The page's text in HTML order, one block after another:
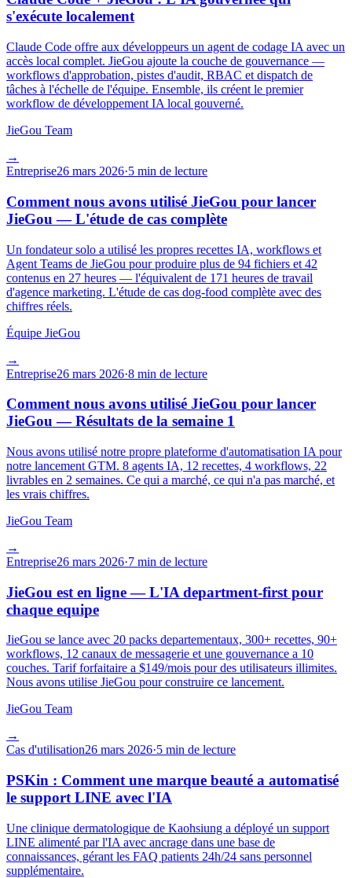
s'exécute localement
Claude Code offre aux développeurs un agent de codage IA avec un
accès local complet. JieGou ajoute la couche de gouvernance —
workflows d'approbation, pistes d'audit, RBAC et dispatch de
tâches à l'échelle de l'équipe. Ensemble, ils créent le premier
workflow de développement IA local gouverné.
JieGou Team
→
Entreprise26 mars 2026·5 min de lecture
Comment nous avons utilisé JieGou pour lancer
JieGou — L'étude de cas complète
Un fondateur solo a utilisé les propres recettes IA, workflows et
Agent Teams de JieGou pour produire plus de 94 fichiers et 42
contenus en 27 heures — l'équivalent de 171 heures de travail
d'agence marketing. L'étude de cas dog-food complète avec des
chiffres réels.
Équipe JieGou
→
Entreprise26 mars 2026·8 min de lecture
Comment nous avons utilisé JieGou pour lancer
JieGou — Résultats de la semaine 1
Nous avons utilisé notre propre plateforme d'automatisation IA pour
notre lancement GTM. 8 agents IA, 12 recettes, 4 workflows, 22
livrables en 2 semaines. Ce qui a marché, ce qui n'a pas marché, et
les vrais chiffres.
JieGou Team
→
Entreprise26 mars 2026·7 min de lecture
JieGou est en ligne — L'IA department-first pour
chaque equipe
JieGou se lance avec 20 packs departementaux, 300+ recettes, 90+
workflows, 12 canaux de messagerie et une gouvernance a 10
couches. Tarif forfaitaire a $149/mois pour des utilisateurs illimites.
Nous avons utilise JieGou pour construire ce lancement.
JieGou Team
→
Cas d'utilisation26 mars 2026·5 min de lecture
PSKin : Comment une marque beauté a automatisé
le support LINE avec l'IA
Une clinique dermatologique de Kaohsiung a déployé un support
LINE alimenté par l'IA avec ancrage dans une base de
connaissances, gérant les FAQ patients 24h/24 sans personnel
supplémentaire.